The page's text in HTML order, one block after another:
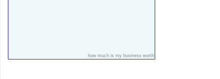
how much is my business worth